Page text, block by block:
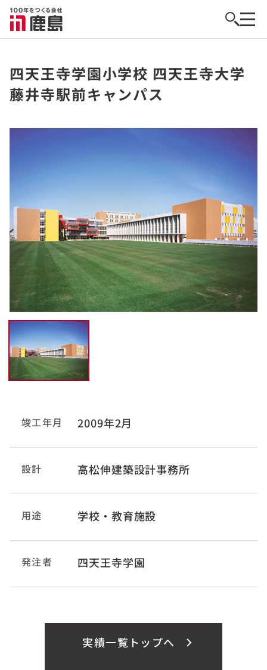
四天王寺学園小学校 四天王寺大学
藤井寺駅前キャンパス
竣工年月 2009年2月
設計 高松伸建築設計事務所
用途 学校・教育施設
発注者 四天王寺学園
実績一覧トップへ